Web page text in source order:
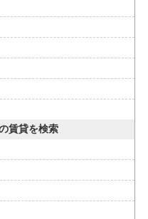
賃貸を検索